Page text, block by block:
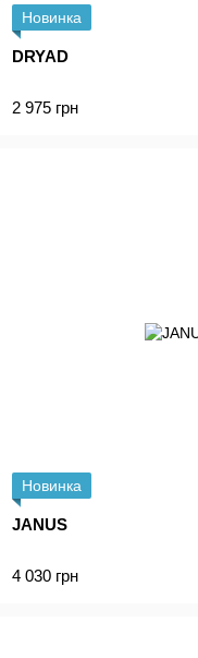
Новинка
DRYAD
2 975 грн
Новинка
JANUS
4 030 грн